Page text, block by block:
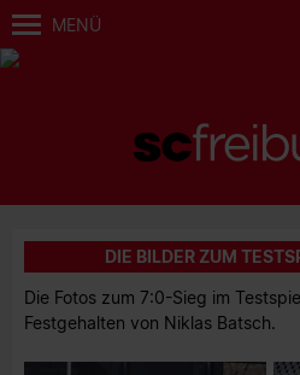
MENÜ
DIE BILDER ZUM
Die Fotos zum 7:0-Sieg im
Festgehalten von Niklas Batsch.